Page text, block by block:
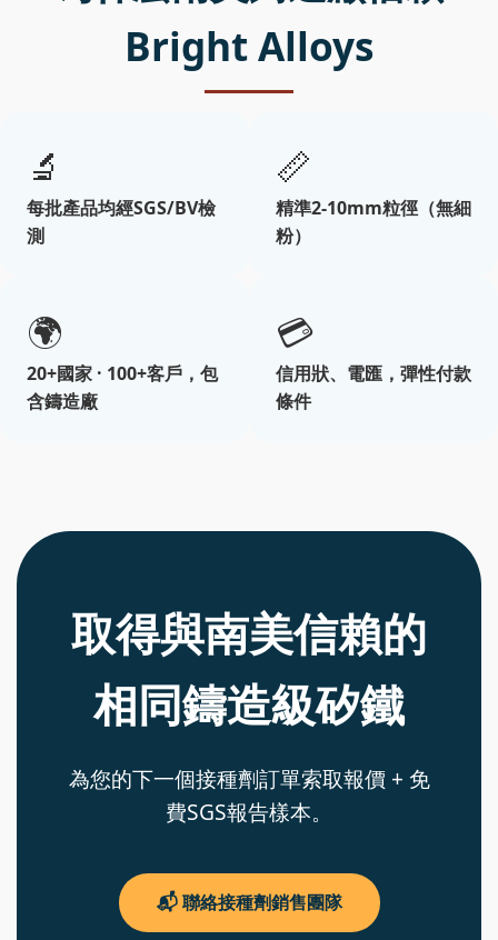
Bright Alloys
🔬
每批產品均經SGS/BV檢
測
📏
精準2-10mm粒徑（無細
粉）
🌍
20+國家 · 100+客戶，包
含鑄造廠
💳
信用狀、電匯，彈性付款
條件
取得與南美信賴的
相同鑄造級矽鐵
為您的下一個接種劑訂單索取報價 + 免
費SGS報告樣本。
📬 聯絡接種劑銷售團隊